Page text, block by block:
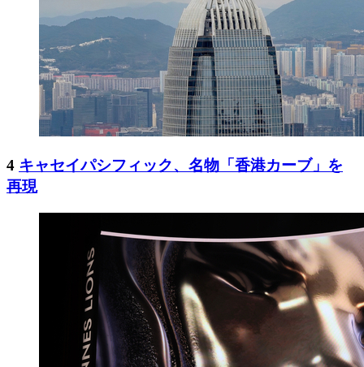
4 キャセイパシフィック、名物「香港カーブ」を
再現